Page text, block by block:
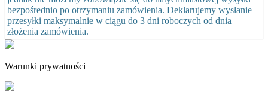
bezpośrednio po otrzymaniu zamówienia. Deklarujemy wysłanie
przesyłki maksymalnie w ciągu do 3 dni roboczych od dnia
złożenia zamówienia.
Warunki prywatności